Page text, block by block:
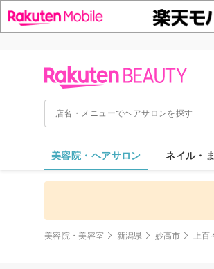
美容院・ヘアサロン ネイル・
美容院・美容室 新潟県 妙高市 上百